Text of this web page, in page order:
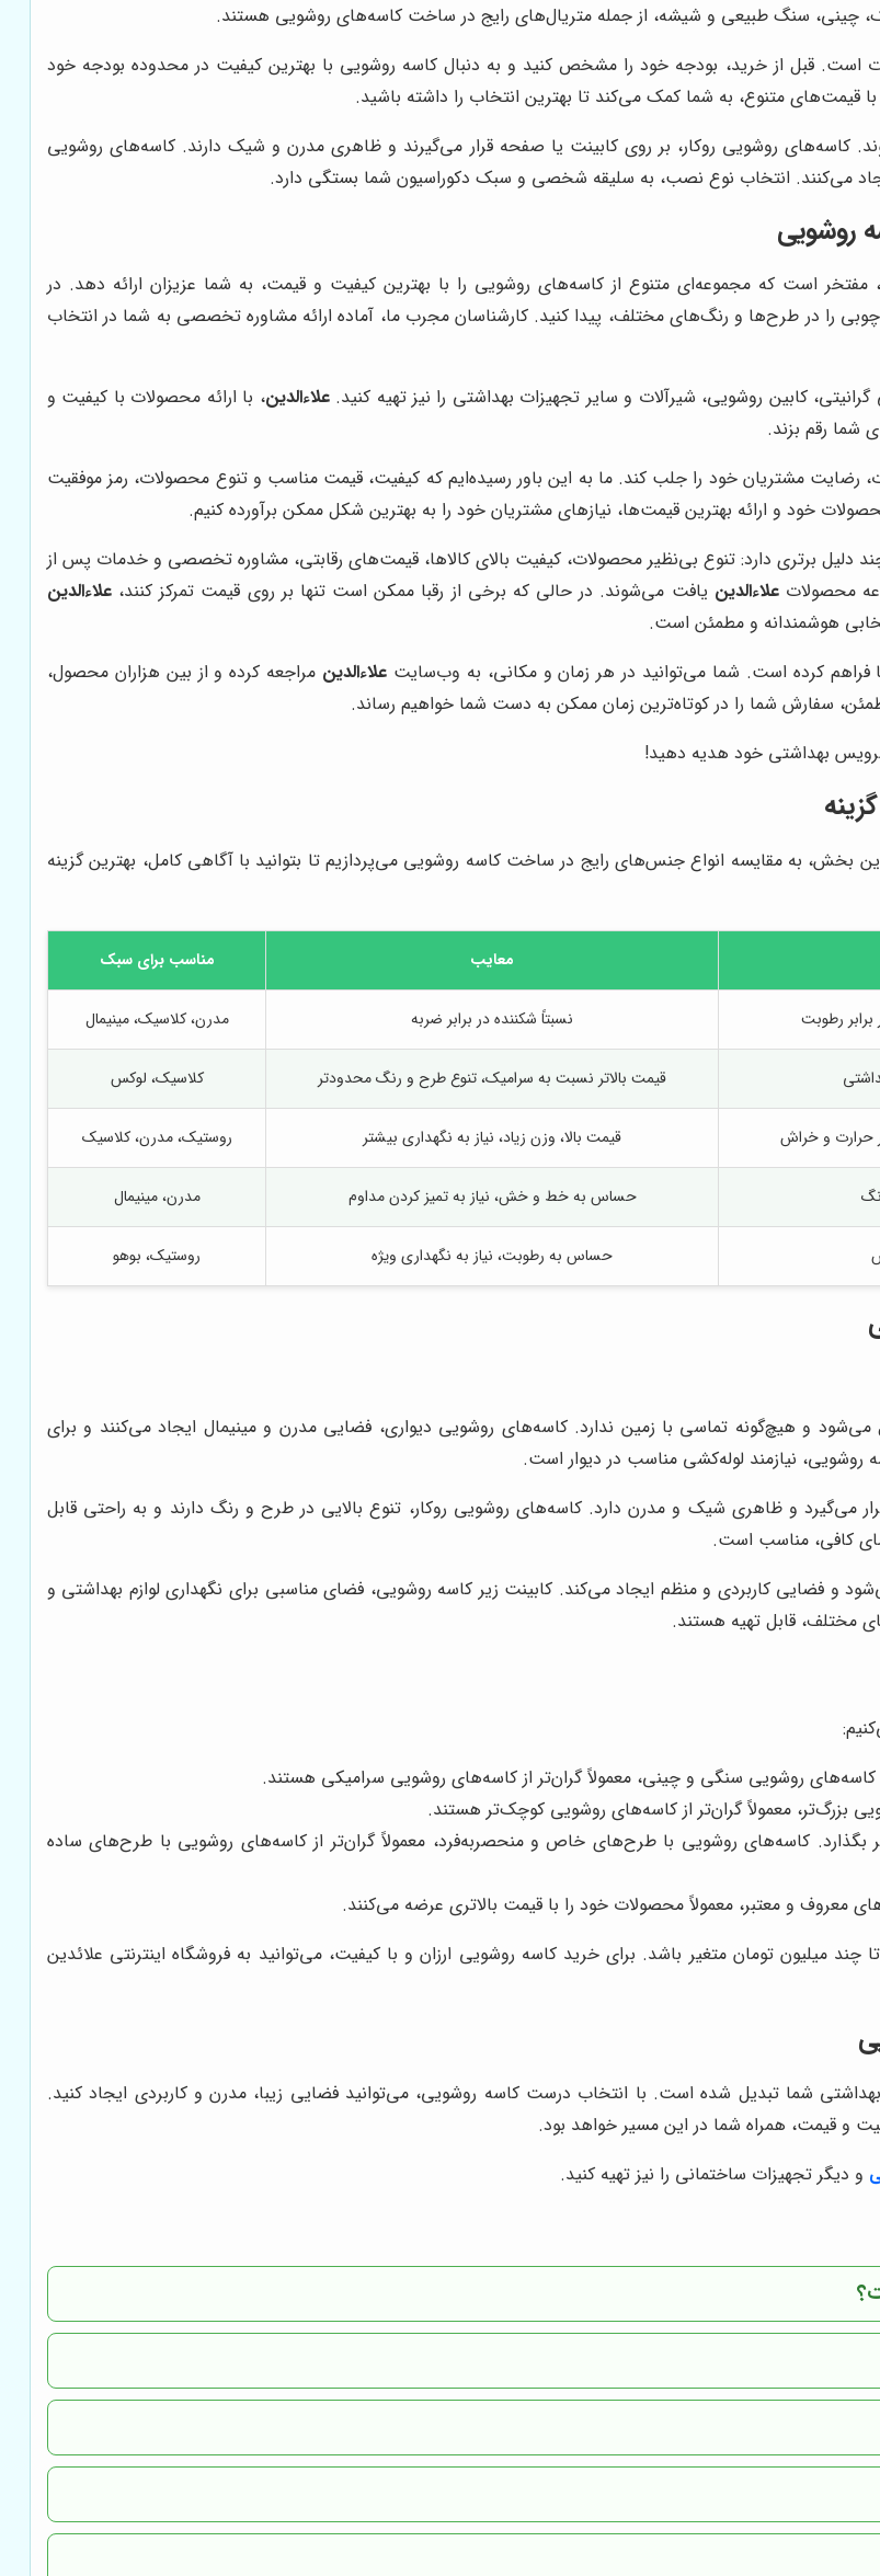
چینی، سنگ طبیعی و شیشه، از جمله متریال‌های رایج در ساخت کاسه‌های روشویی هستند.
است. قبل از خرید، بودجه خود را مشخص کنید و به دنبال کاسه روشویی با بهترین کیفیت در محدوده بودجه خود
قیمت‌های متنوع، به شما کمک می‌کند تا بهترین انتخاب را داشته باشید.
کاسه‌های روشویی روکار، بر روی کابینت یا صفحه قرار می‌گیرند و ظاهری مدرن و شیک دارند. کاسه‌های روشویی
می‌کنند. انتخاب نوع نصب، به سلیقه شخصی و سبک دکوراسیون شما بستگی دارد.
روشویی
مفتخر است که مجموعه‌ای متنوع از کاسه‌های روشویی را با بهترین کیفیت و قیمت، به شما عزیزان ارائه دهد. در
را در طرح‌ها و رنگ‌های مختلف، پیدا کنید. کارشناسان مجرب ما، آماده ارائه مشاوره تخصصی به شما در انتخاب
کابین روشویی، شیرآلات و سایر تجهیزات بهداشتی را نیز تهیه کنید.علاءالدین، با ارائه محصولات با کیفیت و
شما رقم بزند.
رضایت مشتریان خود را جلب کند. ما به این باور رسیده‌ایم که کیفیت، قیمت مناسب و تنوع محصولات، رمز موفقیت
خود و ارائه بهترین قیمت‌ها، نیازهای مشتریان خود را به بهترین شکل ممکن برآورده کنیم.
دلیل برتری دارد: تنوع بی‌نظیر محصولات، کیفیت بالای کالاها، قیمت‌های رقابتی، مشاوره تخصصی و خدمات پس از
علاءالدین یافت می‌شوند. در حالی که برخی از رقبا ممکن است تنها بر روی قیمت تمرکز کنند،علاءالدین
هوشمندانه و مطمئن است.
فراهم کرده است. شما می‌توانید در هر زمان و مکانی، به وب‌سایت علاءالدین مراجعه کرده و از بین هزاران محصول،
سفارش شما را در کوتاه‌ترین زمان ممکن به دست شما خواهیم رساند.
سرویس بهداشتی خود هدیه دهید!
به مقایسه انواع جنس‌های رایج در ساخت کاسه روشویی می‌پردازیم تا بتوانید با آگاهی کامل، بهترین گزینه
معایب مناسب برای سبک
رطوبت نسبتاً شکننده در برابر ضربه مدرن، کلاسیک، مینیمال
قیمت بالاتر نسبت به سرامیک، تنوع طرح و رنگ محدودتر کلاسیک، لوکس
حرارت و خراش قیمت بالا، وزن زیاد، نیاز به نگهداری بیشتر روستیک، مدرن، کلاسیک
حساس به خط و خش، نیاز به تمیز کردن مداوم مدرن، مینیمال
حساس به رطوبت، نیاز به نگهداری ویژه روستیک، بوهو
و هیچ‌گونه تماسی با زمین ندارد. کاسه‌های روشویی دیواری، فضایی مدرن و مینیمال ایجاد می‌کنند و برای
نیازمند لوله‌کشی مناسب در دیوار است.
می‌گیرد و ظاهری شیک و مدرن دارد. کاسه‌های روشویی روکار، تنوع بالایی در طرح و رنگ دارند و به راحتی قابل
کافی، مناسب است.
و فضایی کاربردی و منظم ایجاد می‌کند. کابینت زیر کاسه روشویی، فضای مناسبی برای نگهداری لوازم بهداشتی و
مختلف، قابل تهیه هستند.
روشویی سنگی و چینی، معمولاً گران‌تر از کاسه‌های روشویی سرامیکی هستند.
بزرگ‌تر، معمولاً گران‌تر از کاسه‌های روشویی کوچک‌تر هستند.
بگذارد. کاسه‌های روشویی با طرح‌های خاص و منحصربه‌فرد، معمولاً گران‌تر از کاسه‌های روشویی با طرح‌های ساده
معروف و معتبر، معمولاً محصولات خود را با قیمت بالاتری عرضه می‌کنند.
میلیون تومان متغیر باشد. برای خرید کاسه روشویی ارزان و با کیفیت، می‌توانید به فروشگاه اینترنتی علائدین
شما تبدیل شده است. با انتخاب درست کاسه روشویی، می‌توانید فضایی زیبا، مدرن و کاربردی ایجاد کنید.
و قیمت، همراه شما در این مسیر خواهد بود.
و دیگر تجهیزات ساختمانی را نیز تهیه کنید.